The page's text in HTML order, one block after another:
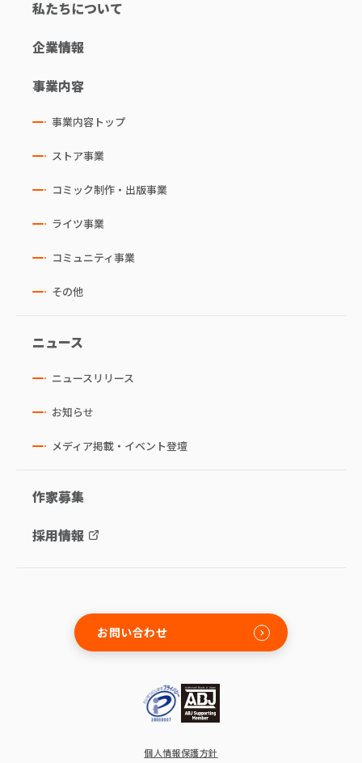
私たちについて
企業情報
事業内容
事業内容トップ
ストア事業
コミック制作・出版事業
ライツ事業
コミュニティ事業
その他
ニュース
ニュースリリース
お知らせ
メディア掲載・イベント登壇
作家募集
採用情報
お問い合わせ
個人情報保護方針